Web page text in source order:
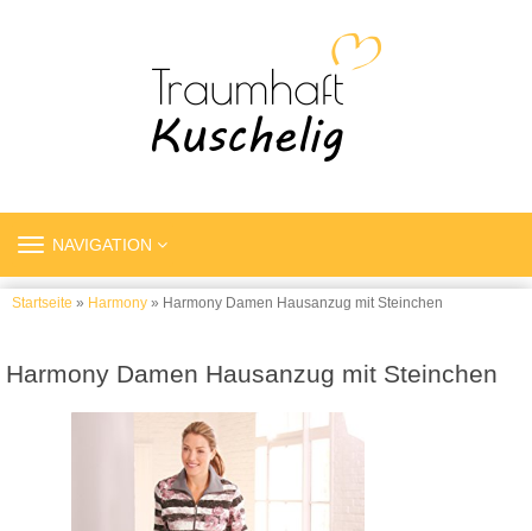
TOGGLE
NAVIGATION
Startseite » Harmony » Harmony Damen Hausanzug mit Steinchen
Harmony Damen Hausanzug mit Steinchen